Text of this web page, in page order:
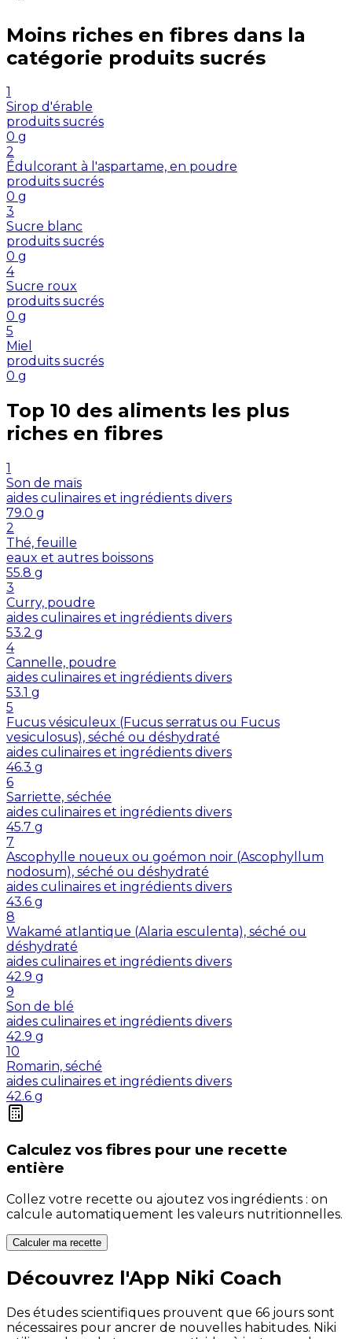
Moins riches en fibres dans la
catégorie produits sucrés
1
Sirop d'érable
produits sucrés
0 g
2
Édulcorant à l'aspartame, en poudre
produits sucrés
0 g
3
Sucre blanc
produits sucrés
0 g
4
Sucre roux
produits sucrés
0 g
5
Miel
produits sucrés
0 g
Top 10 des aliments les plus
riches en fibres
1
Son de maïs
aides culinaires et ingrédients divers
79.0 g
2
Thé, feuille
eaux et autres boissons
55.8 g
3
Curry, poudre
aides culinaires et ingrédients divers
53.2 g
4
Cannelle, poudre
aides culinaires et ingrédients divers
53.1 g
5
Fucus vésiculeux (Fucus serratus ou Fucus
vesiculosus), séché ou déshydraté
aides culinaires et ingrédients divers
46.3 g
6
Sarriette, séchée
aides culinaires et ingrédients divers
45.7 g
7
Ascophylle noueux ou goémon noir (Ascophyllum
nodosum), séché ou déshydraté
aides culinaires et ingrédients divers
43.6 g
8
Wakamé atlantique (Alaria esculenta), séché ou
déshydraté
aides culinaires et ingrédients divers
42.9 g
9
Son de blé
aides culinaires et ingrédients divers
42.9 g
10
Romarin, séché
aides culinaires et ingrédients divers
42.6 g
Calculez vos fibres pour une recette
entière
Collez votre recette ou ajoutez vos ingrédients : on
calcule automatiquement les valeurs nutritionnelles.
Calculer ma recette
Découvrez l'App Niki Coach
Des études scientifiques prouvent que 66 jours sont
nécessaires pour ancrer de nouvelles habitudes. Niki